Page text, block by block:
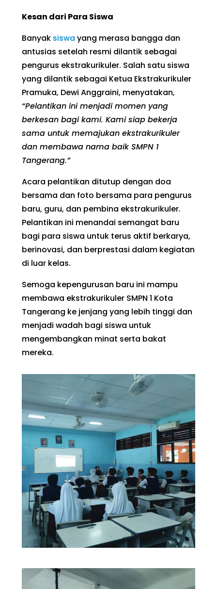
Kesan dari Para Siswa
Banyak siswa yang merasa bangga dan
antusias setelah resmi dilantik sebagai
pengurus ekstrakurikuler. Salah satu siswa
yang dilantik sebagai Ketua Ekstrakurikuler
Pramuka, Dewi Anggraini, menyatakan,
“Pelantikan ini menjadi momen yang
berkesan bagi kami. Kami siap bekerja
sama untuk memajukan ekstrakurikuler
dan membawa nama baik SMPN 1
Tangerang.”
Acara pelantikan ditutup dengan doa
bersama dan foto bersama para pengurus
baru, guru, dan pembina ekstrakurikuler.
Pelantikan ini menandai semangat baru
bagi para siswa untuk terus aktif berkarya,
berinovasi, dan berprestasi dalam kegiatan
di luar kelas.
Semoga kepengurusan baru ini mampu
membawa ekstrakurikuler SMPN 1 Kota
Tangerang ke jenjang yang lebih tinggi dan
menjadi wadah bagi siswa untuk
mengembangkan minat serta bakat
mereka.